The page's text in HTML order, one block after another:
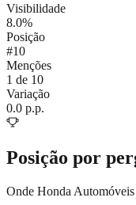
Visibilidade
8.0%
Posição
#10
Menções
1 de 10
Variação
0.0 p.p.
Posição por
Onde Honda Automóveis